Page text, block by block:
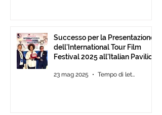
Successo per la Presentazione
dell'International Tour Film
Festival 2025 all'Italian Pavilion
23 mag 2025 Tempo di lettura: 2 min